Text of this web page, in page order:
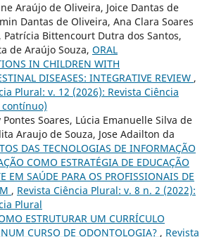
Araújo de Oliveira, Joice Dantas de
Dantas de Oliveira, Ana Clara Soares
Patrícia Bittencourt Dutra dos Santos,
de Araújo Souza, ORAL
IN CHILDREN WITH
DISEASES: INTEGRATIVE REVIEW ,
Plural: v. 12 (2026): Revista Ciência
contínuo)
Soares, Lúcia Emanuelle Silva de
Araujo de Souza, Jose Adailton da
DAS TECNOLOGIAS DE INFORMAÇÃO
COMO ESTRATÉGIA DE EDUCAÇÃO
EM SAÚDE PARA OS PROFISSIONAIS DE
, Revista Ciência Plural: v. 8 n. 2 (2022):
Plural
ESTRUTURAR UM CURRÍCULO
CURSO DE ODONTOLOGIA? , Revista